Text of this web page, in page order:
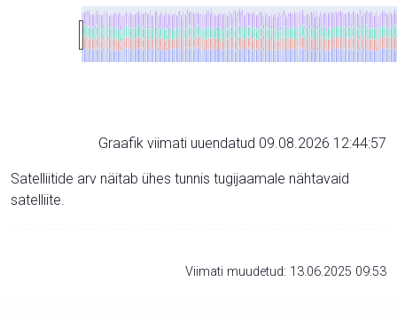
Graafik viimati uuendatud 09.08.2026 12:44:57
Satelliitide arv näitab ühes tunnis tugijaamale nähtavaid
satelliite.
Viimati muudetud: 13.06.2025 09:53